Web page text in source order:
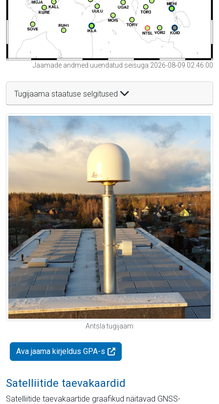
Jaamade andmed uuendatud seisuga 2026-08-09 02:46:00
Tugijaama staatuse selgitused
Antsla tugijaam
Ava jaama kirjeldus GPA-s
Satelliitide taevakaardid
Satelliitide taevakaartide graafikud näitavad GNSS-